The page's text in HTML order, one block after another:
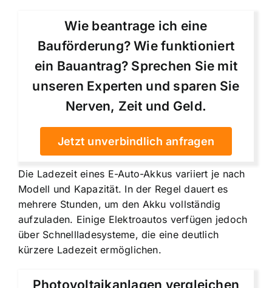
Wie beantrage ich eine
Bauförderung? Wie funktioniert
ein Bauantrag? Sprechen Sie mit
unseren Experten und sparen Sie
Nerven, Zeit und Geld.
Jetzt unverbindlich anfragen
Die Ladezeit eines E-Auto-Akkus variiert je nach
Modell und Kapazität. In der Regel dauert es
mehrere Stunden, um den Akku vollständig
aufzuladen. Einige Elektroautos verfügen jedoch
über Schnellladesysteme, die eine deutlich
kürzere Ladezeit ermöglichen.
Photovoltaikanlagen vergleichen